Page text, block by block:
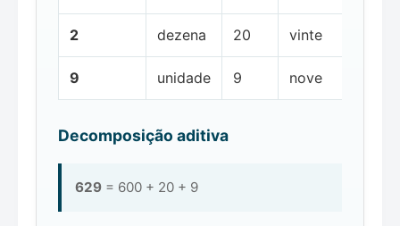
2 dezena 20 vinte
9 unidade 9 nove
Decomposição aditiva
629 = 600 + 20 + 9